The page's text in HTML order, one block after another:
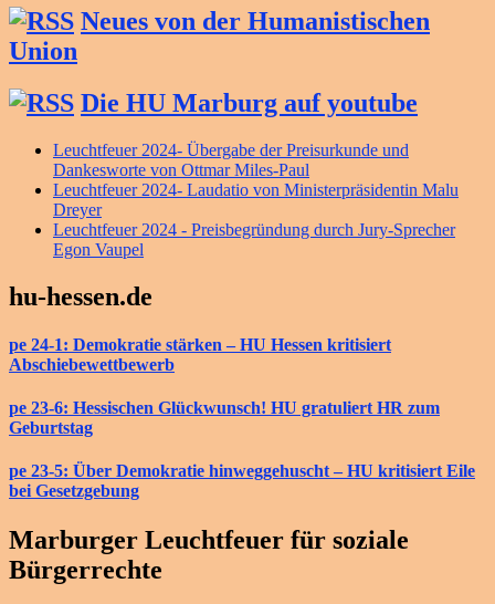
Neues von der Humanistischen
Union
Die HU Marburg auf youtube
Leuchtfeuer 2024- Übergabe der Preisurkunde und
Dankesworte von Ottmar Miles-Paul
Leuchtfeuer 2024- Laudatio von Ministerpräsidentin Malu
Dreyer
Leuchtfeuer 2024 - Preisbegründung durch Jury-Sprecher
Egon Vaupel
hu-hessen.de
pe 24-1: Demokratie stärken – HU Hessen kritisiert
Abschiebewettbewerb
pe 23-6: Hessischen Glückwunsch! HU gratuliert HR zum
Geburtstag
pe 23-5: Über Demokratie hinweggehuscht – HU kritisiert Eile
bei Gesetzgebung
Marburger Leuchtfeuer für soziale
Bürgerrechte